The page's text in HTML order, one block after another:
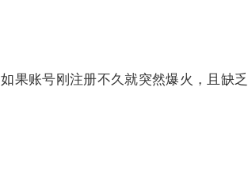
果账号刚注册不久就突然爆火，且缺乏